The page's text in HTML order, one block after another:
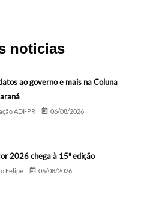
noticias
ao governo e mais na Coluna
ADI-PR 06/08/2026
2026 chega à 15ª edição
Felipe 06/08/2026